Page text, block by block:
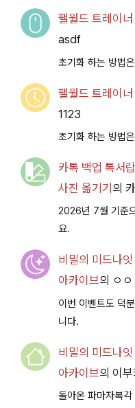
팰월드 트레이
asdf
초기화 하는 방법
팰월드 트레이
1123
초기화 하는 방법
카톡 백업 톡서
사진 옮기기 의 카
2026년 7월 기준
요.
비밀의 미드나
아카이브의 ㅇㅇ
이번 이벤트도 덕
니다.
비밀의 미드나
아카이브의 이
돌아온 파마자복